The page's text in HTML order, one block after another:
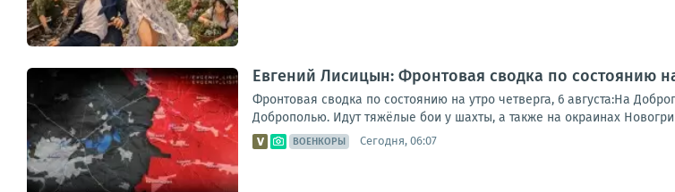
Евгений Лисицын: Фронтовая сводка по состоянию на
Фронтовая сводка по состоянию на утро четверга, 6 августа:На
Доброполью. Идут тяжёлые бои у шахты, а также на окраинах
ВОЕНКОРЫ Сегодня, 06:07